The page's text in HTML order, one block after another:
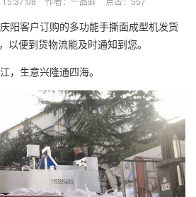
阳客户订购的多功能手撕面成型机发货
以便到货物流能及时通知到您。
，生意兴隆通四海。